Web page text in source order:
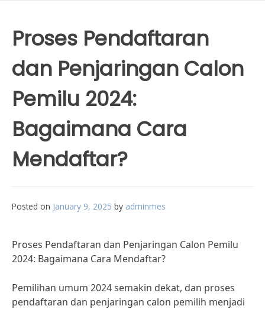
Proses Pendaftaran
dan Penjaringan Calon
Pemilu 2024:
Bagaimana Cara
Mendaftar?
Posted on January 9, 2025 by adminmes
Proses Pendaftaran dan Penjaringan Calon Pemilu
2024: Bagaimana Cara Mendaftar?
Pemilihan umum 2024 semakin dekat, dan proses
pendaftaran dan penjaringan calon pemilih menjadi